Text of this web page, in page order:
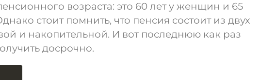
возраста: это 60 лет у женщин и 65
стоит помнить, что пенсия состоит из двух
и накопительной. И вот последнюю как раз
досрочно.